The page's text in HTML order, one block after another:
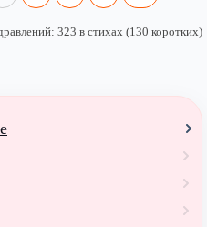
323 в стихах (130 коротких)